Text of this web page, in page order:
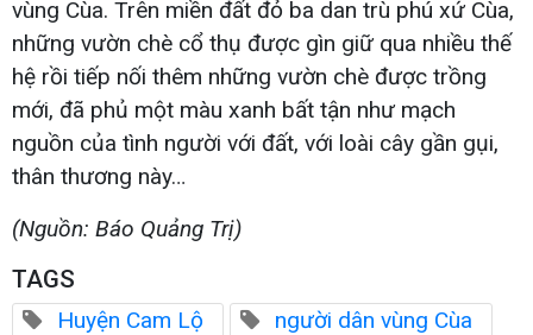
vùng Cùa. Trên miền đất đỏ ba dan trù phú xứ Cùa,
những vườn chè cổ thụ được gìn giữ qua nhiều thế
hệ rồi tiếp nối thêm những vườn chè được trồng
mới, đã phủ một màu xanh bất tận như mạch
nguồn của tình người với đất, với loài cây gần gụi,
thân thương này…
(Nguồn: Báo Quảng Trị)
TAGS
Huyện Cam Lộ
người dân vùng Cùa